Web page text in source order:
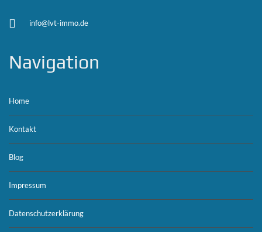
info@lvt-immo.de
Navigation
Home
Kontakt
Blog
Impressum
Datenschutzerklärung